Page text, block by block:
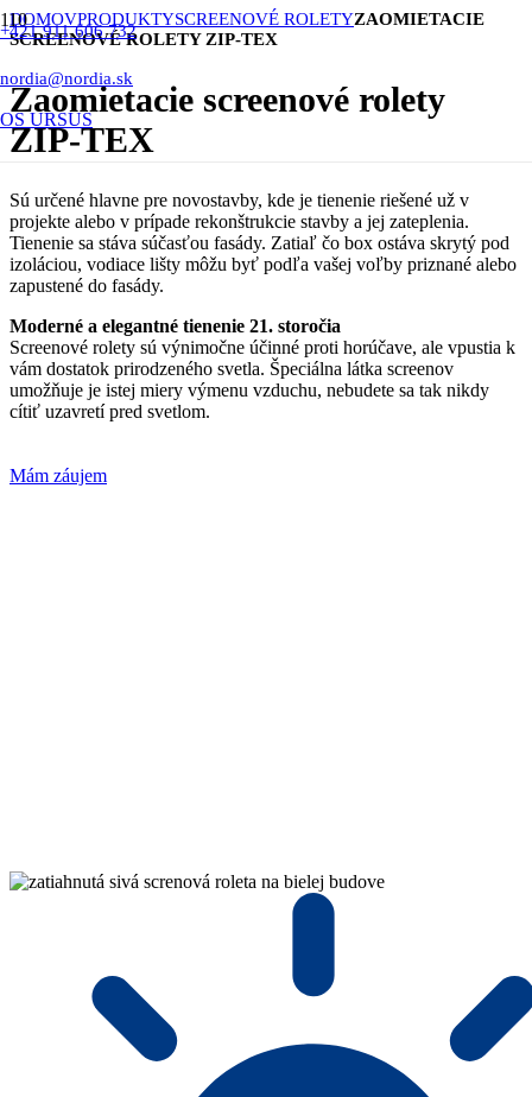
+421 911 606 732
nordia@nordia.sk
OS URSUS
DOMOVPRODUKTYSCREENOVÉ ROLETYZAOMIETACIE
SCREENOVÉ ROLETY ZIP-TEX
Zaomietacie screenové rolety
ZIP-TEX
Sú určené hlavne pre novostavby, kde je tienenie riešené už v
projekte alebo v prípade rekonštrukcie stavby a jej zateplenia.
Tienenie sa stáva súčasťou fasády. Zatiaľ čo box ostáva skrytý pod
izoláciou, vodiace lišty môžu byť podľa vašej voľby priznané alebo
zapustené do fasády.
Moderné a elegantné tienenie 21. storočia
Screenové rolety sú výnimočne účinné proti horúčave, ale vpustia k
vám dostatok prirodzeného svetla. Špeciálna látka screenov
umožňuje je istej miery výmenu vzduchu, nebudete sa tak nikdy
cítiť uzavretí pred svetlom.
Mám záujem